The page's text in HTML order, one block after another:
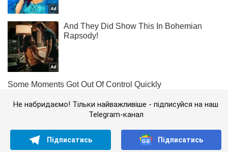
Не набридаємо! Тільки найважливіше - підписуйся на наш
Telegram-канал
Підписатись Підписатись